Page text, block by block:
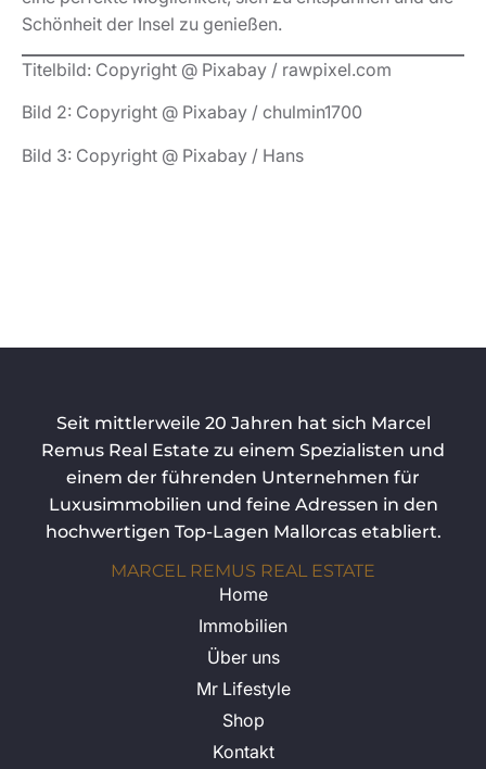
Schönheit der Insel zu genießen.
Titelbild: Copyright @ Pixabay / rawpixel.com
Bild 2: Copyright @ Pixabay / chulmin1700
Bild 3: Copyright @ Pixabay / Hans
Seit mittlerweile 20 Jahren hat sich Marcel
Remus Real Estate zu einem Spezialisten und
einem der führenden Unternehmen für
Luxusimmobilien und feine Adressen in den
hochwertigen Top-Lagen Mallorcas etabliert.
MARCEL REMUS REAL ESTATE
Home
Immobilien
Über uns
Mr Lifestyle
Shop
Kontakt